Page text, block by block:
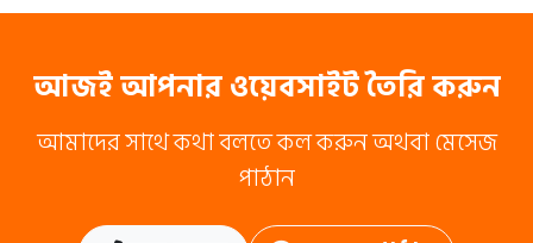
আজই আপনার ওয়েবসাইট তৈরি করুন
আমাদের সাথে কথা বলতে কল করুন অথবা মেসেজ
পাঠান